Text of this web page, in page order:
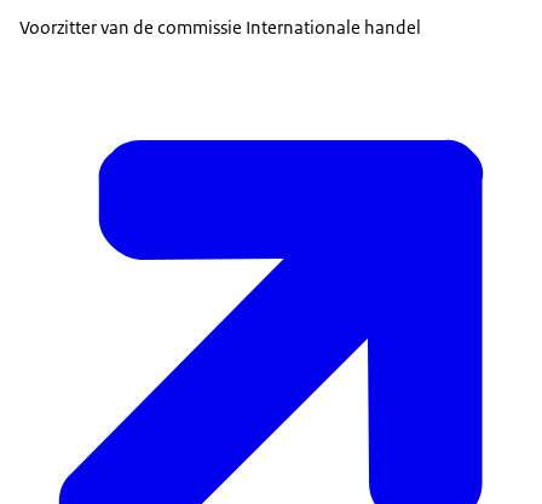
Voorzitter van de commissie Internationale handel